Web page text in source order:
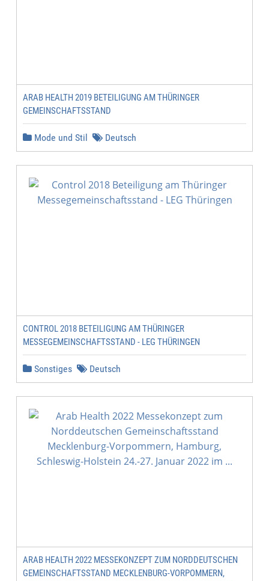
ARAB HEALTH 2019 BETEILIGUNG AM THÜRINGER
GEMEINSCHAFTSSTAND
Mode und Stil Deutsch
CONTROL 2018 BETEILIGUNG AM THÜRINGER
MESSEGEMEINSCHAFTSSTAND - LEG THÜRINGEN
Sonstiges Deutsch
ARAB HEALTH 2022 MESSEKONZEPT ZUM NORDDEUTSCHEN
GEMEINSCHAFTSSTAND MECKLENBURG-VORPOMMERN,